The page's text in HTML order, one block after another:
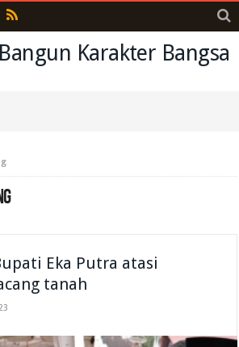
Eka Putra atasi
tanah